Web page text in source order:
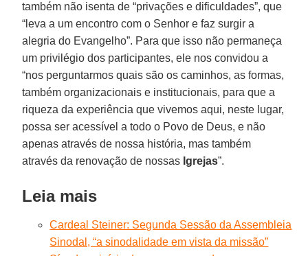
também não isenta de “privações e dificuldades”, que
“leva a um encontro com o Senhor e faz surgir a
alegria do Evangelho”. Para que isso não permaneça
um privilégio dos participantes, ele nos convidou a
“nos perguntarmos quais são os caminhos, as formas,
também organizacionais e institucionais, para que a
riqueza da experiência que vivemos aqui, neste lugar,
possa ser acessível a todo o Povo de Deus, e não
apenas através de nossa história, mas também
através da renovação de nossas Igrejas”.
Leia mais
Cardeal Steiner: Segunda Sessão da Assembleia
Sinodal, “a sinodalidade em vista da missão”